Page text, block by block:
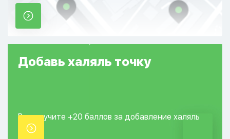
Добавь халяль точку
Вы получите +20 баллов за добавление халяль
точки.